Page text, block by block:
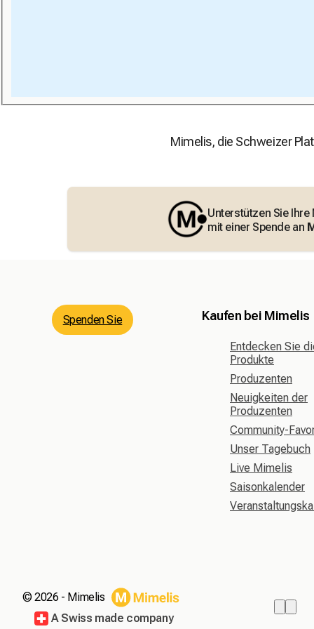
Mimelis, die Schweizer
Unterstützen Sie
mit einer Spende an
Spenden Sie Kaufen bei Mimelis
Entdecken Sie
Produkte
Produzenten
Neuigkeiten der
Produzenten
Community-
Unser Tagebuch
Live Mimelis
Saisonkalender
©2026 - Mimelis
A Swiss made company